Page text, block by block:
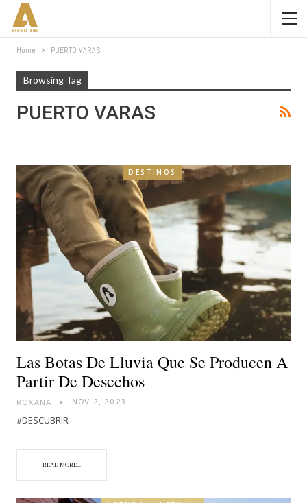
Home PUERTO VARAS
Browsing Tag
PUERTO VARAS
DESTINOS
Las Botas De Lluvia Que Se Producen A
Partir De Desechos
ROXANA NOV 2, 2023
#DESCUBRIR
READ MORE...